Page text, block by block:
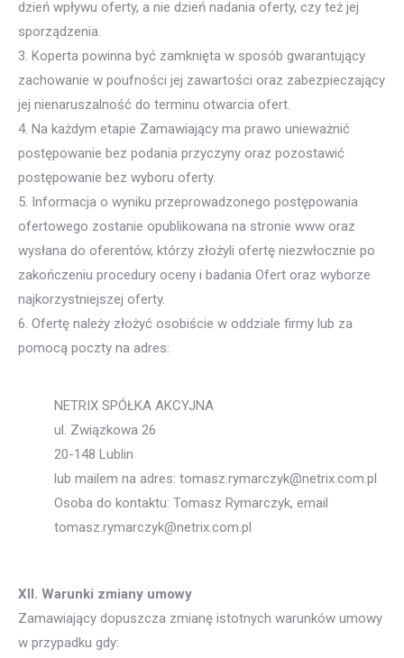
dzień wpływu oferty, a nie dzień nadania oferty, czy też jej
sporządzenia.
3. Koperta powinna być zamknięta w sposób gwarantujący
zachowanie w poufności jej zawartości oraz zabezpieczający
jej nienaruszalność do terminu otwarcia ofert.
4. Na każdym etapie Zamawiający ma prawo unieważnić
postępowanie bez podania przyczyny oraz pozostawić
postępowanie bez wyboru oferty.
5. Informacja o wyniku przeprowadzonego postępowania
ofertowego zostanie opublikowana na stronie www oraz
wysłana do oferentów, którzy złożyli ofertę niezwłocznie po
zakończeniu procedury oceny i badania Ofert oraz wyborze
najkorzystniejszej oferty.
6. Ofertę należy złożyć osobiście w oddziale firmy lub za
pomocą poczty na adres:
NETRIX SPÓŁKA AKCYJNA
ul. Związkowa 26
20-148 Lublin
lub mailem na adres: tomasz.rymarczyk@netrix.com.pl
Osoba do kontaktu: Tomasz Rymarczyk, email
tomasz.rymarczyk@netrix.com.pl
XII. Warunki zmiany umowy
Zamawiający dopuszcza zmianę istotnych warunków umowy
w przypadku gdy: